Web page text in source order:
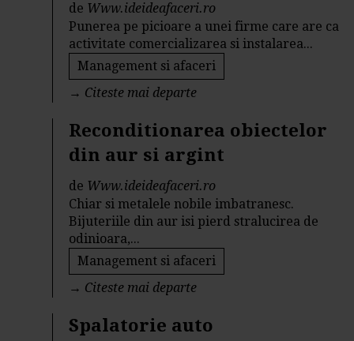
de Www.ideideafaceri.ro
Punerea pe picioare a unei firme care are ca
activitate comercializarea si instalarea...
Management si afaceri
→ Citeste mai departe
Reconditionarea obiectelor
din aur si argint
de Www.ideideafaceri.ro
Chiar si metalele nobile imbatranesc.
Bijuteriile din aur isi pierd stralucirea de
odinioara,...
Management si afaceri
→ Citeste mai departe
Spalatorie auto